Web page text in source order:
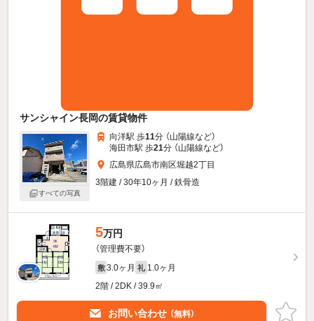
サンシャイン長岡の賃貸物件
すべての写真
向洋駅 歩11分 （山陽線など）
海田市駅 歩21分 （山陽線など）
広島県広島市南区堀越2丁目
3階建 / 30年10ヶ月 / 鉄骨造
5万円
（管理費不要）
敷 3.0ヶ月 礼 1.0ヶ月
2階 / 2DK / 39.9㎡
お問い合わせ （無料）